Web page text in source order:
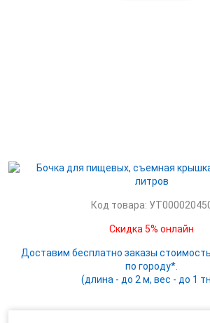
Код товара:
Скидка 5% онлайн
Доставим бесплатно заказы
по городу*.
(длина - до 2 м, вес - до 1